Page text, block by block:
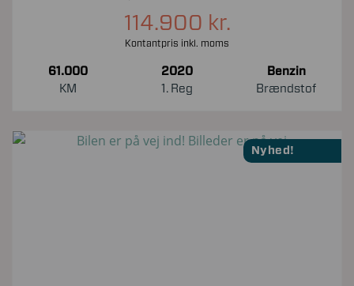
114.900 kr.
Kontantpris inkl. moms
61.000
KM
2020
1. Reg
Benzin
Brændstof
Nyhed!